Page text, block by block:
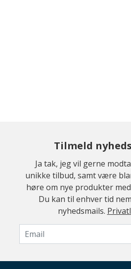
Tilmeld
Ja tak, jeg vil gerne
unikke tilbud, samt være
høre om nye produkter
Du kan til enhver tid
nyhedsmails.